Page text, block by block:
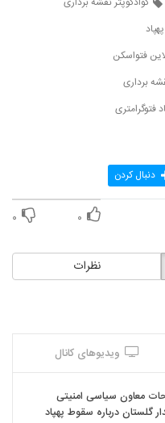
فتواسکن
برداری
فتوگرامتری
دنبال کردن
۰ ۰
نظرات
ویدیوهای کانال
معاون سیاسی امنیتی
گلستان درباره سقوط پهپاد